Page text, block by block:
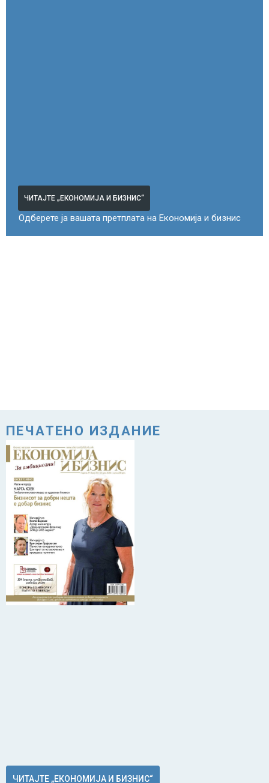
ЧИТАЈТЕ „ЕКОНОМИЈА И БИЗНИС“
Одберете ја вашата претплата на Економија и бизнис
ПЕЧАТЕНО ИЗДАНИЕ
ЧИТАЈТЕ „ЕКОНОМИЈА И БИЗНИС“